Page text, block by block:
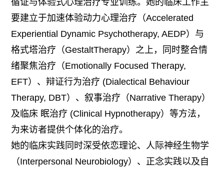
循证与体验式心理治疗专业训练。她的临床工作主
要建立于加速体验动力心理治疗（Accelerated
Experiential Dynamic Psychotherapy, AEDP）与
格式塔治疗（GestaltTherapy）之上，同时整合情
绪聚焦治疗（Emotionally Focused Therapy,
EFT）、辩证行为治疗 (Dialectical Behaviour
Therapy, DBT）、叙事治疗（Narrative Therapy）
及临床 眠治疗 (Clinical Hypnotherapy）等方法，
为来访者提供个体化的治疗。
她的临床实践同时深受依恋理论、人际神经生物学
（Interpersonal Neurobiology）、正念实践以及自